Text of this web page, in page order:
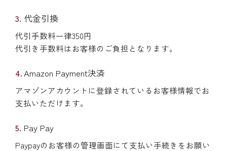
代金引換
代引手数料一律350円
代引き手数料はお客様のご負担となります。
Amazon Payment決済
アマゾンアカウントに登録されているお客様情報でお
支払いただけます。
Pay Pay
Paypayのお客様の管理画面にて支払い手続きをお願い